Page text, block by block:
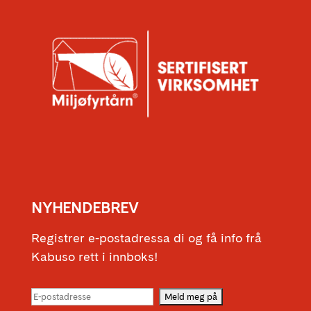
NYHENDEBREV
Registrer e-postadressa di og få info frå
Kabuso rett i innboks!